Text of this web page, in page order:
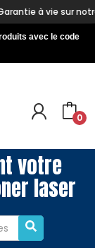
sur notre marque
avec le code
0
votre
laser